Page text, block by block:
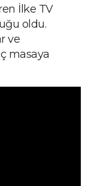
İlke TV
oldu.
ve
masaya